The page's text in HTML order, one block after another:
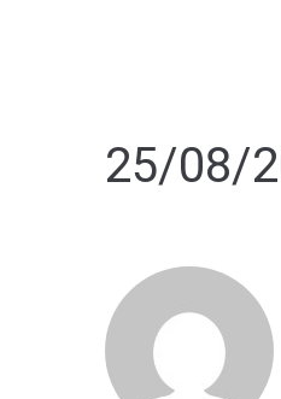
25/08/